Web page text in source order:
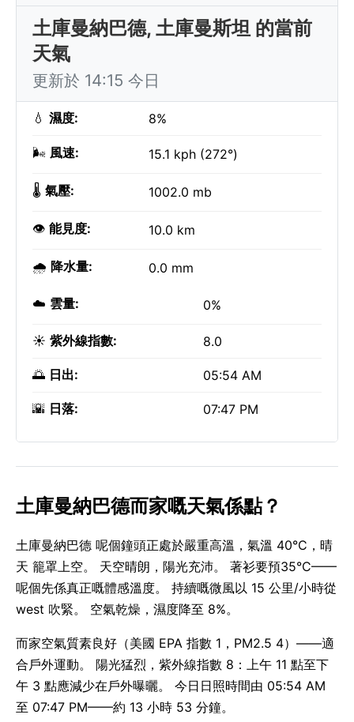
土庫曼納巴德, 土庫曼斯坦 的當前
天氣
更新於 14:15 今日
💧 濕度: 8%
🌬️ 風速: 15.1 kph (272°)
🌡️ 氣壓: 1002.0 mb
👁️ 能見度: 10.0 km
🌧️ 降水量: 0.0 mm
☁️ 雲量: 0%
☀️ 紫外線指數: 8.0
🌅 日出: 05:54 AM
🌇 日落: 07:47 PM
土庫曼納巴德而家嘅天氣係點？
土庫曼納巴德 呢個鐘頭正處於嚴重高溫，氣溫 40°C，晴
天 籠罩上空。 天空晴朗，陽光充沛。 著衫要預35°C——
呢個先係真正嘅體感溫度。 持續嘅微風以 15 公里/小時從
west 吹緊。 空氣乾燥，濕度降至 8%。
而家空氣質素良好（美國 EPA 指數 1，PM2.5 4）——適
合戶外運動。 陽光猛烈，紫外線指數 8：上午 11 點至下
午 3 點應減少在戶外曝曬。 今日日照時間由 05:54 AM
至 07:47 PM——約 13 小時 53 分鐘。